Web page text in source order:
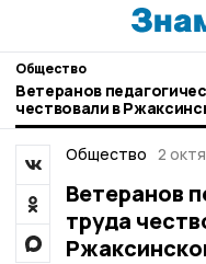
Общество
Ветеранов
чествовали в
Общество 2
Ветеранов
труда